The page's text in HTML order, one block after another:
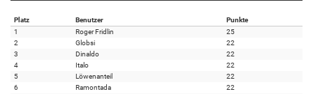
Platz Benutzer
Punkte
1
Roger Fridlin
25
2
Globsi
22
3
Dinaldo
22
4
Italo
22
5
Löwenanteil
22
6
Ramontada
22